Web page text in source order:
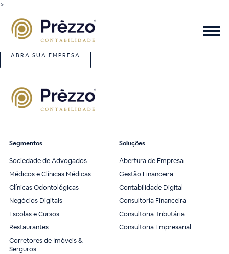
>
ABRA SUA EMPRESA
Segmentos
Sociedade de Advogados
Médicos e Clínicas Médicas
Clínicas Odontológicas
Negócios Digitais
Escolas e Cursos
Restaurantes
Corretores de Imóveis &
Serguros
Soluções
Abertura de Empresa
Gestão Financeira
Contabilidade Digital
Consultoria Financeira
Consultoria Tributária
Consultoria Empresarial